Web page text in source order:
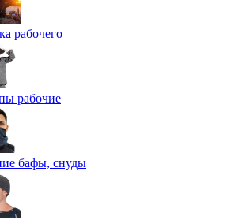
рабочего
рабочие
бафы, снуды